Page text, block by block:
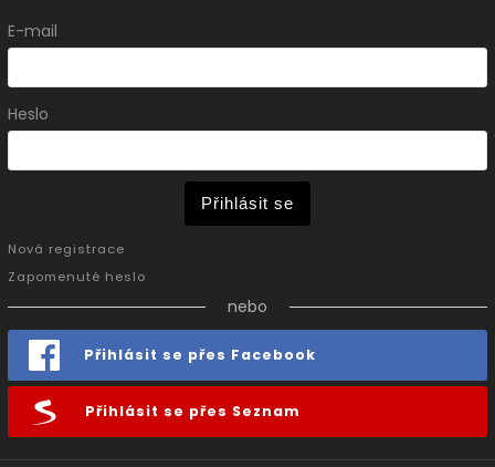
E-mail
Heslo
Přihlásit se
Nová registrace
Zapomenuté heslo
nebo
Přihlásit se přes Facebook
Přihlásit se přes Seznam